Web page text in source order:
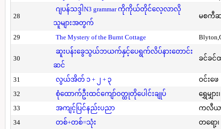
28
ဂျပန်သဒ္ဒါN3 grammar ကိုကိုယ်တိုင်လေ့လာလို
သူများအတွက်
မစကီ
29 The Mystery of the Burnt Cottage
30
ဆူးပန်းခွေသွယ်ဘယက်နှင့်ပေရွက်လိပ်နားတောင်း
ဆင်
ခင်ခင်
31 လွယ်အိတ် ၁ + ၂ + ၃
ဝင်းဖေ
32
စုံထောက်ဦးထင်ကျော်ဝတ္ထုတိုပေါင်းချုပ်
ရွှေမျှား
33
အကျင့်ပြင်နည်းပညာ
ကလီယာ
34
တစ်+တစ်=သုံး
တရော့၊